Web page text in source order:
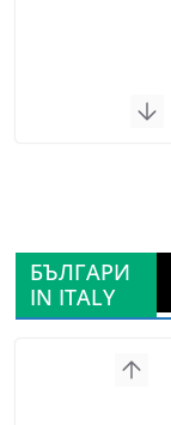
БЪЛГАРИ
IN ITALY